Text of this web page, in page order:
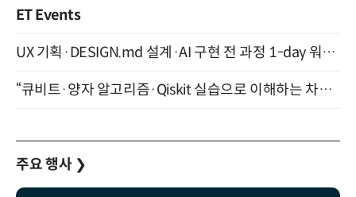
ET Events
UX 기획·DESIGN.md 설계·AI 구현 전 과정 1-day 워크숍 with Claude Code·Codex 9월 15일 개최
“큐비트·양자 알고리즘·Qiskit 실습으로 이해하는 차세대 컴퓨팅” (8/28)
주요 행사 ❯